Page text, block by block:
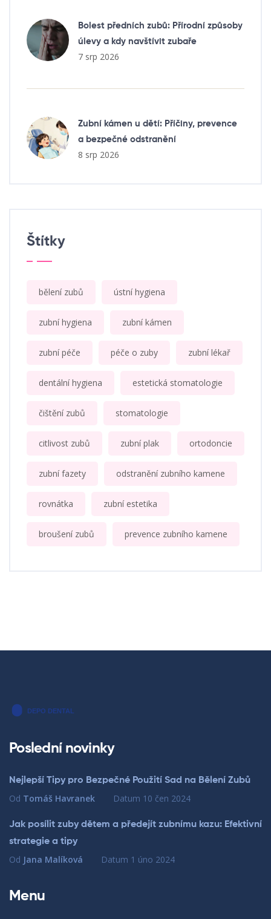
Bolest předních zubů: Přírodní způsoby
úlevy a kdy navštívit zubaře
7 srp 2026
Zubní kámen u dětí: Příčiny, prevence
a bezpečné odstranění
8 srp 2026
Štítky
bělení zubů ústní hygiena
zubní hygiena zubní kámen
zubní péče péče o zuby zubní lékař
dentální hygiena estetická stomatologie
čištění zubů stomatologie
citlivost zubů zubní plak ortodoncie
zubní fazety odstranění zubního kamene
rovnátka zubní estetika
broušení zubů prevence zubního kamene
Poslední novinky
Nejlepší Tipy pro Bezpečné Použití Sad na Bělení Zubů
Od Tomáš Havranek Datum 10 čen 2024
Jak posílit zuby dětem a předejít zubnímu kazu: Efektivní
strategie a tipy
Od Jana Malíková Datum 1 úno 2024
Menu